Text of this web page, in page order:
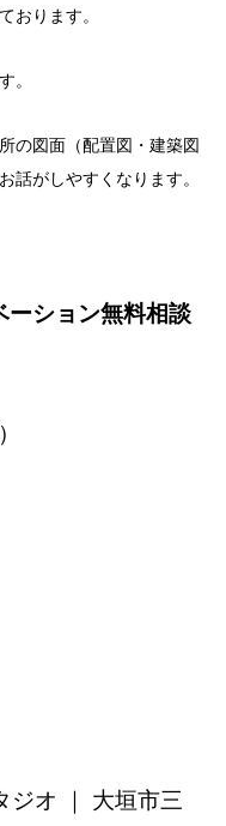
おります。
。
の図面（配置図・建築図
話がしやすくなります。
ーション無料相談
ジオ ｜ 大垣市三